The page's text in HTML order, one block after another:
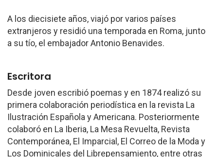
A los diecisiete años, viajó por varios países
extranjeros y residió una temporada en Roma, junto
a su tío, el embajador Antonio Benavides.
Escritora
Desde joven escribió poemas y en 1874 realizó su
primera colaboración periodística en la revista La
Ilustración Española y Americana. Posteriormente
colaboró en La Iberia, La Mesa Revuelta, Revista
Contemporánea, El Imparcial, El Correo de la Moda y
Los Dominicales del Librepensamiento, entre otras